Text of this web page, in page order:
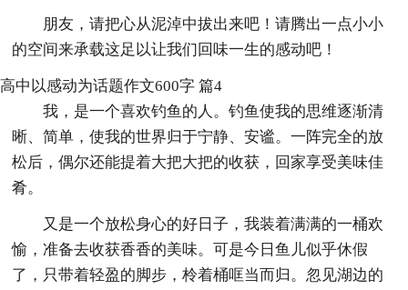
朋友，请把心从泥淖中拔出来吧！请腾出一点小小
的空间来承载这足以让我们回味一生的感动吧！
高中以感动为话题作文600字 篇4
我，是一个喜欢钓鱼的人。钓鱼使我的思维逐渐清
晰、简单，使我的世界归于宁静、安谧。一阵完全的放
松后，偶尔还能提着大把大把的收获，回家享受美味佳
肴。
又是一个放松身心的好日子，我装着满满的一桶欢
愉，准备去收获香香的美味。可是今日鱼儿似乎休假
了，只带着轻盈的脚步，柃着桶哐当而归。忽见湖边的